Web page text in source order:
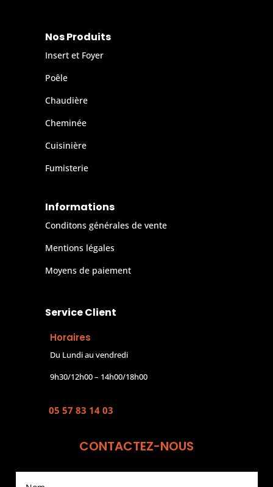
Nos Produits
Insert et Foyer
Poêle
Chaudière
Cheminée
Cuisinière
Fumisterie
Informations
Conditons générales de vente
Mentions légales
Moyens de paiement
Service Client
Horaires
Du Lundi au vendredi
9h30/12h00 – 14h00/18h00
05 57 83 14 03
CONTACTEZ-NOUS